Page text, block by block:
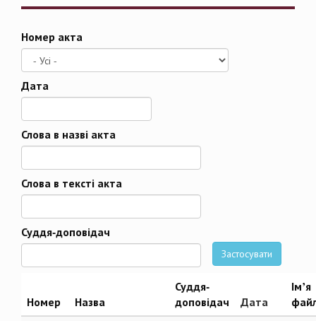
Номер акта
Дата
Дата
Слова в назві акта
Слова в тексті акта
Суддя-доповідач
Застосувати
Номер Назва
Суддя-
доповідач
Дата
Ім’я